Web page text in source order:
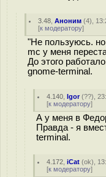
3.48 ,Аноним (4),
[к модератору]
"Не пользуюсь.
mc у меня
До этого
gnome-terminal.
4.140 ,Igor(??),
[к модератору]
А у меня в
Правда - я
terminal.
4.172 ,iCat (ok),
[к модератору]